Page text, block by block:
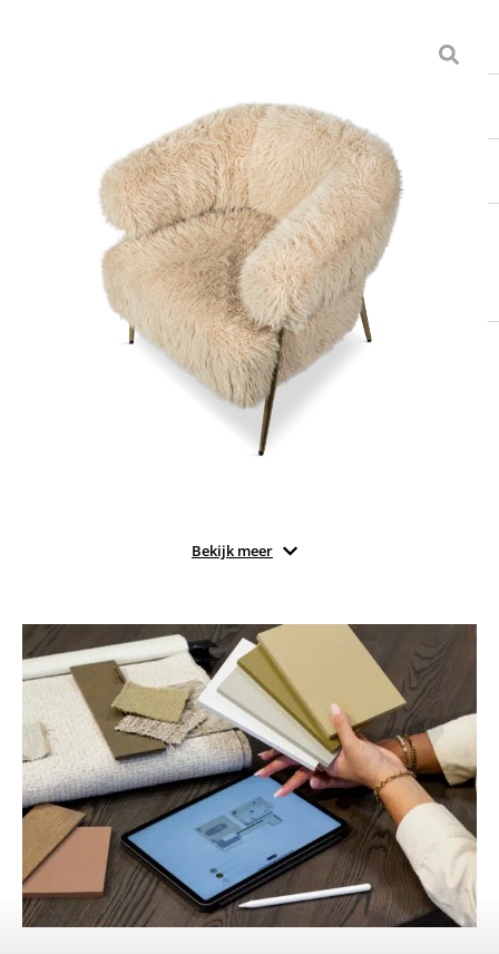
Bekijk meer